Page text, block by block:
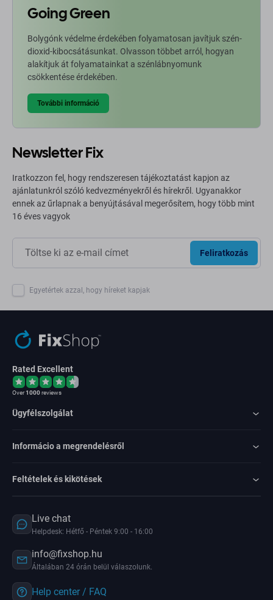
Going Green
Bolygónk védelme érdekében folyamatosan javítjuk szén-
dioxid-kibocsátásunkat. Olvasson többet arról, hogyan
alakítjuk át folyamatainkat a szénlábnyomunk
csökkentése érdekében.
További információ
Newsletter Fix
Iratkozzon fel, hogy rendszeresen tájékoztatást kapjon az
ajánlatunkról szóló kedvezményekről és hírekről. Ugyanakkor
ennek az űrlapnak a benyújtásával megerősítem, hogy több mint
16 éves vagyok
Feliratkozás
Egyetértek azzal, hogy híreket kapjak
Rated Excellent
Over1000reviews
Ügyfélszolgálat
Informácio a megrendelésről
Feltételek és kikötések
Live chat
Helpdesk: Hétfő - Péntek 9:00 - 16:00
info@fixshop.hu
Általában 24 órán belül válaszolunk.
Help center / FAQ